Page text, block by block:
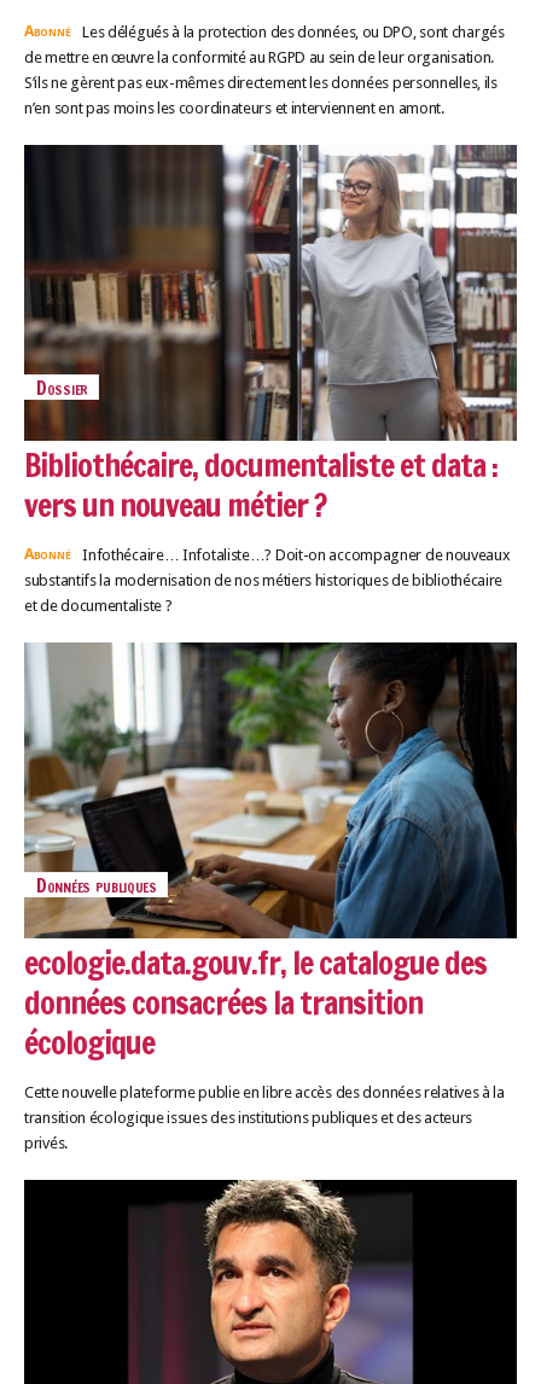
Abonné
Les délégués à la protection des données, ou DPO, sont chargés
de mettre en œuvre la conformité au RGPD au sein de leur organisation.
S’ils ne gèrent pas eux-mêmes directement les données personnelles, ils
n’en sont pas moins les coordinateurs et interviennent en amont.
Dossier
Bibliothécaire, documentaliste et data :
vers un nouveau métier ?
Abonné
Infothécaire… Infotaliste…? Doit-on accompagner de nouveaux
substantifs la modernisation de nos métiers historiques de bibliothécaire
et de documentaliste ?
Données publiques
ecologie.data.gouv.fr, le catalogue des
données consacrées la transition
écologique
Cette nouvelle plateforme publie en libre accès des données relatives à la
transition écologique issues des institutions publiques et des acteurs
privés.